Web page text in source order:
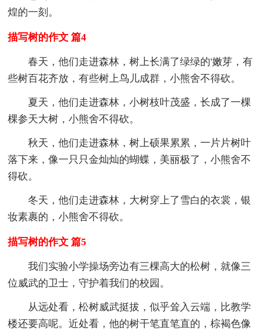
煌的一刻。
描写树的作文 篇4
春天，他们走进森林，树上长满了绿绿的'嫩芽，有
些树百花齐放，有些树上鸟儿成群，小熊舍不得砍。
夏天，他们走进森林，小树枝叶茂盛，长成了一棵
棵参天大树，小熊舍不得砍。
秋天，他们走进森林，树上硕果累累，一片片树叶
落下来，像一只只金灿灿的蝴蝶，美丽极了，小熊舍不
得砍。
冬天，他们走进森林，大树穿上了雪白的衣裳，银
妆素裹的，小熊舍不得砍。
描写树的作文 篇5
我们实验小学操场旁边有三棵高大的松树，就像三
位威武的卫士，守护着我们的校园。
从远处看，松树威武挺拔，似乎耸入云端，比教学
楼还要高呢。近处看，他的树干笔直笔直的，棕褐色像